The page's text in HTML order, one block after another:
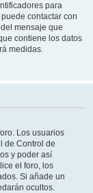
para
contactar con
mensaje que
contiene los datos
medidas.
Los usuarios
de Control de
y poder así
el foro, los
Si añade un
ocultos.